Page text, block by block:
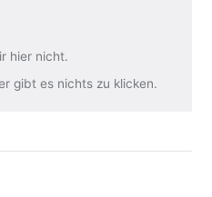
hier nicht.
gibt es nichts zu klicken.